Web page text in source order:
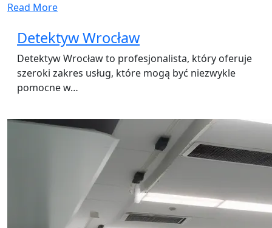
Read More
Detektyw Wrocław
Detektyw Wrocław to profesjonalista, który oferuje
szeroki zakres usług, które mogą być niezwykle
pomocne w…